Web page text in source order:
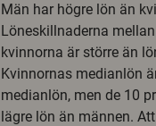
Män har högre lön än
Löneskillnaderna
kvinnorna är större än
Kvinnornas medianlön
medianlön, men de 10
lägre lön än männen.